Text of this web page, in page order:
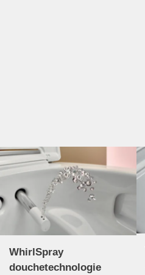
WhirlSpray
douchetechnologie